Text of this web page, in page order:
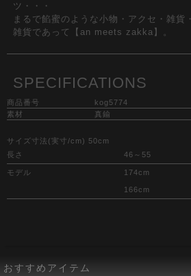
ツ・・・
まるで餡蜜のような小物・アクセ・雑貨
雑貨であって【an meets zakka】。
SPECIFICATIONS
商品番号
kog5774
素材
真鍮
サイズ寸法(実寸/cm) 50cm
長さ
46～55
モデル 174cm
166cm
おすすめアイテム